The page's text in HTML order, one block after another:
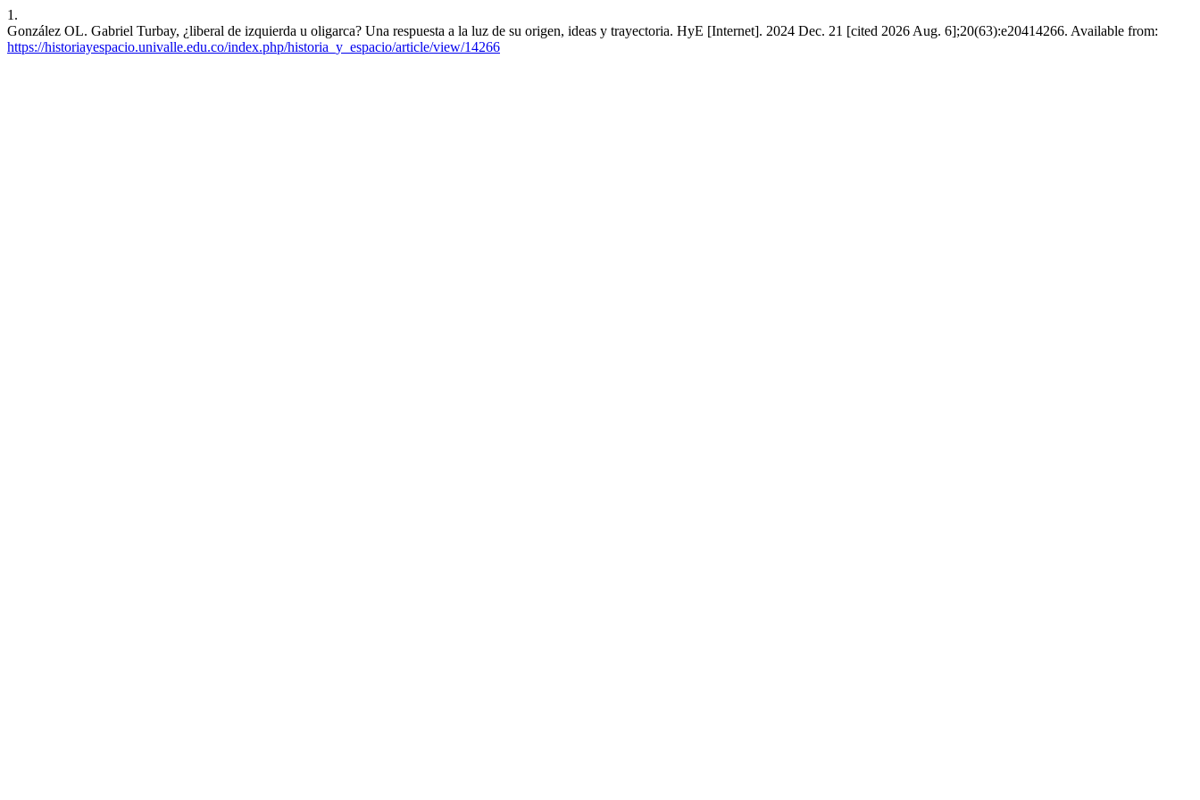
1.
González OL. Gabriel Turbay, ¿liberal de izquierda u oligarca? Una respuesta a la luz de su origen, ideas y trayectoria. HyE [Internet]. 2024 Dec. 21 [cited 2026 Aug. 6];20(63):e20414266. Available from:
https://historiayespacio.univalle.edu.co/index.php/historia_y_espacio/article/view/14266